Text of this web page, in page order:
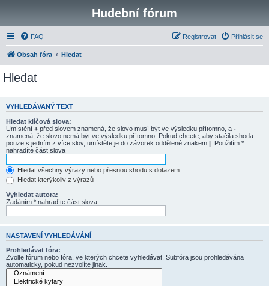
Hudební fórum
FAQ Přihlásit se
Registrovat
Obsah fóra Hledat
Hledat
VYHLEDÁVANÝ TEXT
Hledat klíčová slova:
Umístění + před slovem znamená, že slovo musí být ve výsledku přítomno, a -
znamená, že slovo nemá být ve výsledku přítomno. Pokud chcete, aby stačila shoda
pouze s jedním z více slov, umístěte je do závorek oddělené znakem | . Použitím *
nahradíte část slova
Hledat všechny výrazy nebo přesnou shodu s dotazem
Hledat kterýkoliv z výrazů
Vyhledat autora:
Zadáním * nahradíte část slova
NASTAVENÍ VYHLEDÁVÁNÍ
Prohledávat fóra:
Zvolte fórum nebo fóra, ve kterých chcete vyhledávat. Subfóra jsou prohledávána
automaticky, pokud nezvolíte jinak.